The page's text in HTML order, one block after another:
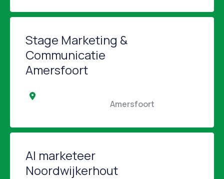
Stage Marketing &
Communicatie
Amersfoort
AI marketeer
Noordwijkerhout